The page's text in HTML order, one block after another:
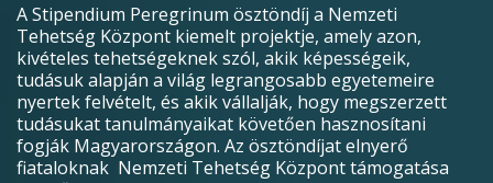
A Stipendium Peregrinum ösztöndíj a Nemzeti
Tehetség Központ kiemelt projektje, amely azon,
kivételes tehetségeknek szól, akik képességeik,
tudásuk alapján a világ legrangosabb egyetemeire
nyertek felvételt, és akik vállalják, hogy megszerzett
tudásukat tanulmányaikat követően hasznosítani
fogják Magyarországon. Az ösztöndíjat elnyerő
fiataloknak Nemzeti Tehetség Központ támogatása